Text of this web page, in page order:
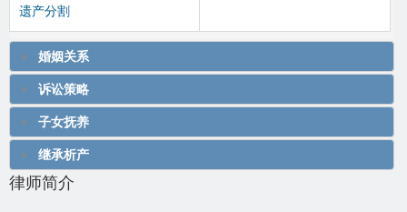
遗产分割
婚姻关系
诉讼策略
子女抚养
继承析产
律师简介